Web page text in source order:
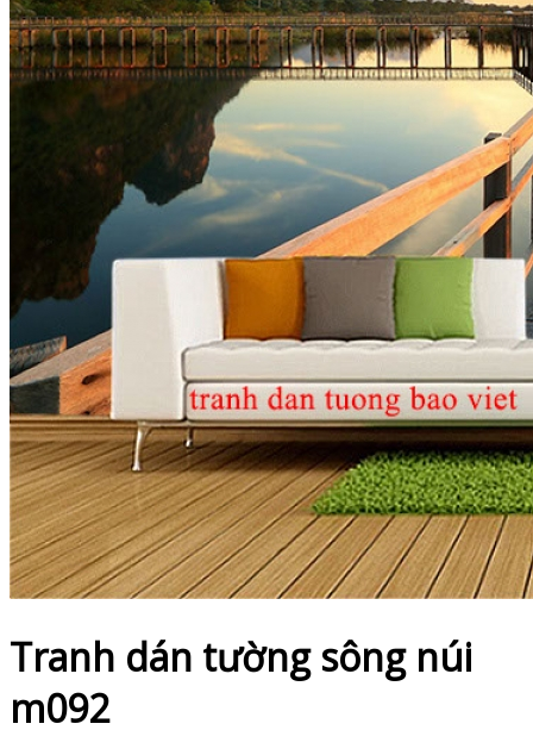
Tranh dán tường sông núi
m092